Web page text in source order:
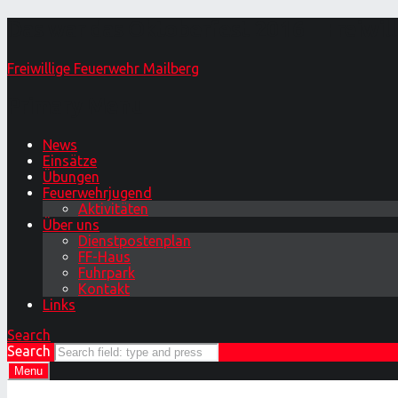
Freiwillige Feuerwehr Mailberg
News
Einsätze
Übungen
Feuerwehrjugend
Aktivitäten
Über uns
Dienstpostenplan
FF-Haus
Fuhrpark
Kontakt
Links
Search
Search
Menu